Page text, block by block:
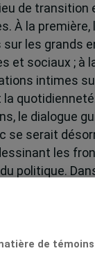
de transition
À la première,
les grands
et sociaux ; à
intimes
le dialogue
se serait
les
politique.
et
de groupes
de témoins